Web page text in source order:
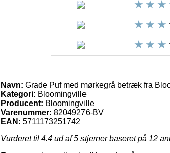
Navn: Grade Puf med mørkegrå betræk fra
Kategori: Bloomingville
Producent: Bloomingville
Varenummer: 82049276-BV
EAN: 5711173251742
Vurderet til 4.4 ud af 5 stjerner baseret på 12